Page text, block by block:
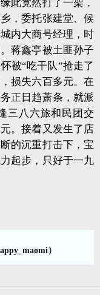
此竟然打了一架，
，委托张建堂、候
内大商号经理，时
蒋鑫亭被土匪孙子
被“吃干队”抢走了
损失六百多元。在
正日趋萧条，就派
三八六旅和民团交
。接着又发生了店
的沉重打击下，宝
起步，只好于一九
）